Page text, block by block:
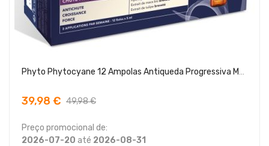
Phyto Phytocyane 12 Ampolas Antiqueda Progressiva Mulher
39,98 € 49,98 €
Preço promocional de:
2026-07-20 até 2026-08-31